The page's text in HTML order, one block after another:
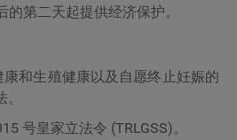
第二天起提供经济保护。
和生殖健康以及自愿终止妊娠的
号皇家立法令 (TRLGSS)。